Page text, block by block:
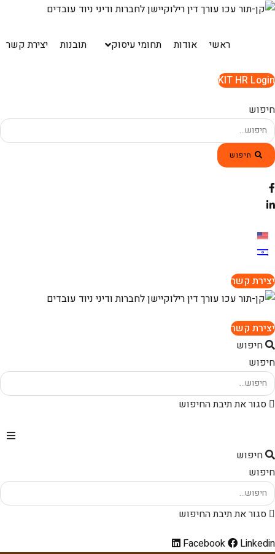
Skip
ראשי אודות תחומי עיסוק תובנות יצירת קשר
KIT HR Login
חיפוש
חיפוש
יצירת קשר
יצירת קשר
חיפוש
חיפוש
סגור את תיבת החיפוש
חיפוש
חיפוש
סגור את תיבת החיפוש
Facebook
Linkedin